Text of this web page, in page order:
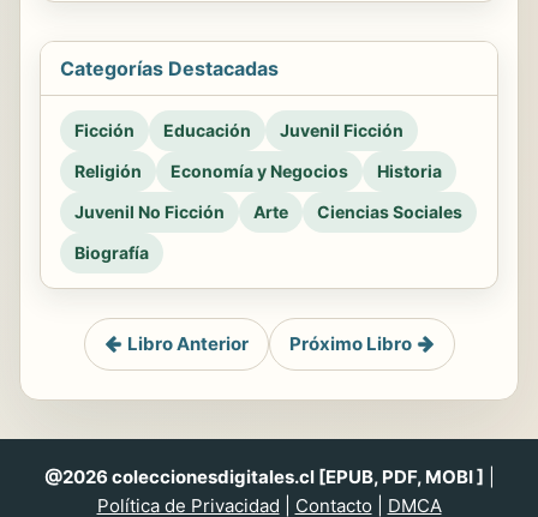
Categorías Destacadas
Ficción Educación
Juvenil Ficción
Religión
Economía y Negocios
Historia
Juvenil No Ficción
Arte
Ciencias Sociales
Biografía
Libro Anterior Próximo Libro
@2026 coleccionesdigitales.cl [EPUB, PDF, MOBI ]
Política de Privacidad
Contacto DMCA